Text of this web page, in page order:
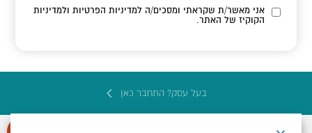
אני מאשר/ת שקראתי ומסכים/הלמדיניות הפרטיות ולמדיניות
הקוקיז של האתר.
בעל עסק? התחבר כאן